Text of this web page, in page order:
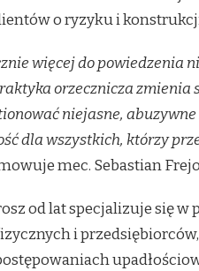
o ryzyku i
więcej do powiedzenia
orzecznicza zmienia
niejasne,
dla wszystkich, którzy
mec. Sebastian
od lat specjalizuje się w
i